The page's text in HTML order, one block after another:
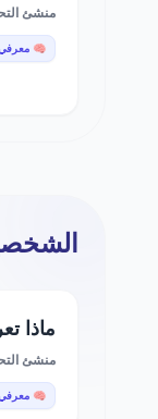
منشئ
🧠
ماذا
منشئ
🧠